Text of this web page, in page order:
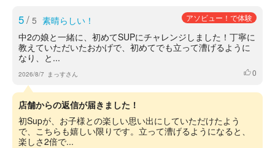
5/ 5 素晴らしい！ アソビュー！で体験
中2の娘と一緒に、初めてSUPにチャレンジしました！丁寧に
教えていただいたおかげで、初めてでも立って漕げるように
なり、と...
2026/8/7 まっすさん いいね
0
店舗からの返信が届きました！
初Supが、お子様との楽しい思い出にしていただけたよう
で、こちらも嬉しい限りです。立って漕げるようになると、
楽しさ2倍で...